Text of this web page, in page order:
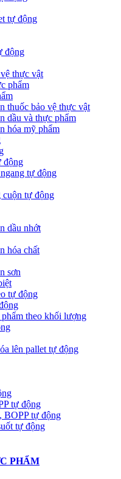
tự động
động
thực vật
phẩm
thuốc bảo vệ thực vật
dầu và thực phẩm
hóa mỹ phẩm
động
tự động
cuộn tự động
dầu nhớt
hóa chất
sơn
tự động
theo khối lượng
lên pallet tự động
tự động
BOPP tự động
tự động
PHẨM